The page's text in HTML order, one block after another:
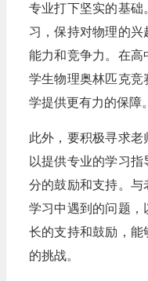
专业打下坚实的基
习，保持对物理的
能力和竞争力。在高
学生物理奥林匹克
学提供更有力的保障。
此外，要积极寻求
以提供专业的学习
分的鼓励和支持。
学习中遇到的问题
长的支持和鼓励，能
的挑战。